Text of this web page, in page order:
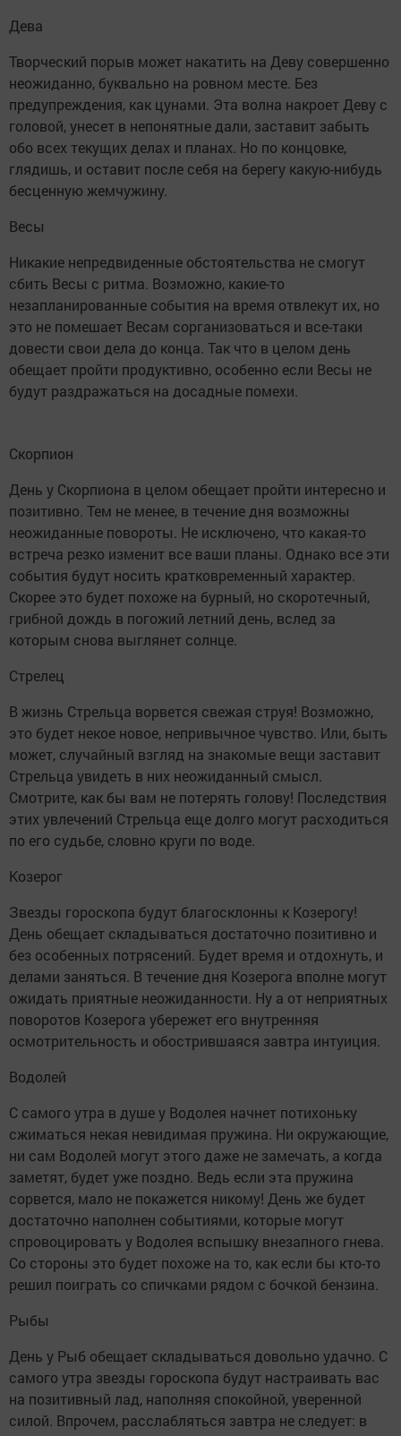
Дева
Творческий порыв может накатить на Деву совершенно
неожиданно, буквально на ровном месте. Без
предупреждения, как цунами. Эта волна накроет Деву с
головой, унесет в непонятные дали, заставит забыть
обо всех текущих делах и планах. Но по концовке,
глядишь, и оставит после себя на берегу какую-нибудь
бесценную жемчужину.
Весы
Никакие непредвиденные обстоятельства не смогут
сбить Весы с ритма. Возможно, какие-то
незапланированные события на время отвлекут их, но
это не помешает Весам сорганизоваться и все-таки
довести свои дела до конца. Так что в целом день
обещает пройти продуктивно, особенно если Весы не
будут раздражаться на досадные помехи.
Скорпион
День у Скорпиона в целом обещает пройти интересно и
позитивно. Тем не менее, в течение дня возможны
неожиданные повороты. Не исключено, что какая-то
встреча резко изменит все ваши планы. Однако все эти
события будут носить кратковременный характер.
Скорее это будет похоже на бурный, но скоротечный,
грибной дождь в погожий летний день, вслед за
которым снова выглянет солнце.
Стрелец
В жизнь Стрельца ворвется свежая струя! Возможно,
это будет некое новое, непривычное чувство. Или, быть
может, случайный взгляд на знакомые вещи заставит
Стрельца увидеть в них неожиданный смысл.
Смотрите, как бы вам не потерять голову! Последствия
этих увлечений Стрельца еще долго могут расходиться
по его судьбе, словно круги по воде.
Козерог
Звезды гороскопа будут благосклонны к Козерогу!
День обещает складываться достаточно позитивно и
без особенных потрясений. Будет время и отдохнуть, и
делами заняться. В течение дня Козерога вполне могут
ожидать приятные неожиданности. Ну а от неприятных
поворотов Козерога убережет его внутренняя
осмотрительность и обострившаяся завтра интуиция.
Водолей
С самого утра в душе у Водолея начнет потихоньку
сжиматься некая невидимая пружина. Ни окружающие,
ни сам Водолей могут этого даже не замечать, а когда
заметят, будет уже поздно. Ведь если эта пружина
сорвется, мало не покажется никому! День же будет
достаточно наполнен событиями, которые могут
спровоцировать у Водолея вспышку внезапного гнева.
Со стороны это будет похоже на то, как если бы кто-то
решил поиграть со спичками рядом с бочкой бензина.
Рыбы
День у Рыб обещает складываться довольно удачно. С
самого утра звезды гороскопа будут настраивать вас
на позитивный лад, наполняя спокойной, уверенной
силой. Впрочем, расслабляться завтра не следует: в